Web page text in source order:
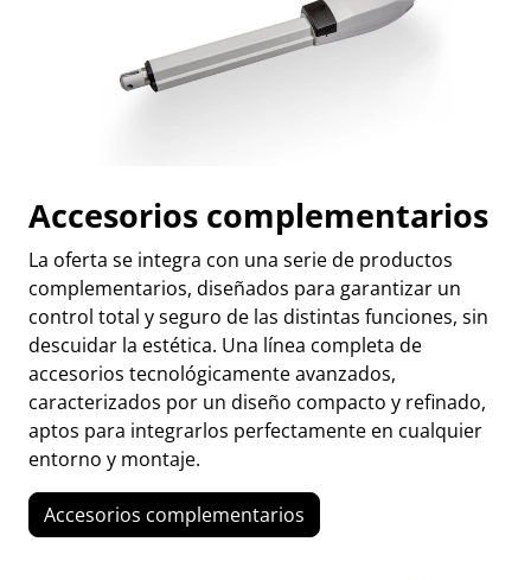
Accesorios complementarios
La oferta se integra con una serie de productos
complementarios, diseñados para garantizar un
control total y seguro de las distintas funciones, sin
descuidar la estética. Una línea completa de
accesorios tecnológicamente avanzados,
caracterizados por un diseño compacto y refinado,
aptos para integrarlos perfectamente en cualquier
entorno y montaje.
Accesorios complementarios